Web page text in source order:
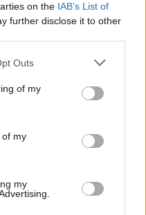
on the IAB’s List of
further disclose it to other
Outs
of my
of my
my
€ ar PVN.